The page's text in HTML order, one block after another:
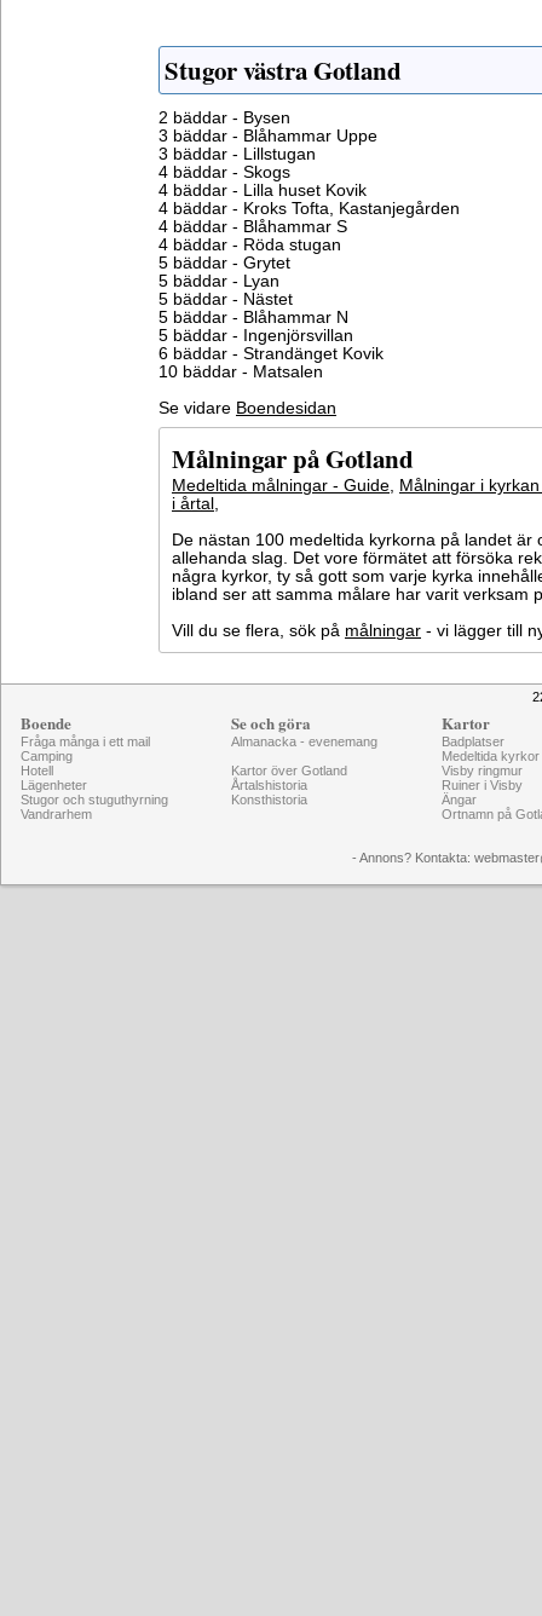
Stugor västra Gotland
2 bäddar - Bysen
3 bäddar - Blåhammar Uppe
3 bäddar - Lillstugan
4 bäddar - Skogs
4 bäddar - Lilla huset Kovik
4 bäddar - Kroks Tofta, Kastanjegården
4 bäddar - Blåhammar S
4 bäddar - Röda stugan
5 bäddar - Grytet
5 bäddar - Lyan
5 bäddar - Nästet
5 bäddar - Blåhammar N
5 bäddar - Ingenjörsvillan
6 bäddar - Strandänget Kovik
10 bäddar - Matsalen
Se vidare Boendesidan
Målningar på Gotland
Medeltida målningar - Guide, Målningar i
i årtal ,
De nästan 100 medeltida kyrkorna på landet är
allehanda slag. Det vore förmätet att försöka
några kyrkor, ty så gott som varje kyrka
ibland ser att samma målare har varit verksam
Vill du se flera, sök på målningar - vi lägger till
Boende
Fråga många i ett mail
Camping
Hotell
Lägenheter
Stugor och stuguthyrning
Vandrarhem
Se och göra
Almanacka - evenemang
Kartor över Gotland
Årtalshistoria
Konsthistoria
Kartor
Badplatser
Medeltida kyrkor
Visby ringmur
Ruiner i Visby
Ängar
Ortnamn på
- Annons? Kontakta: